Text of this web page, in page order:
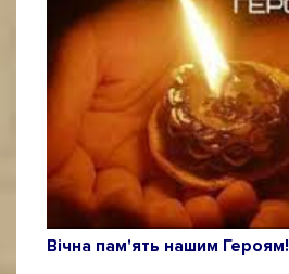
Вічна пам'ять нашим Героям!